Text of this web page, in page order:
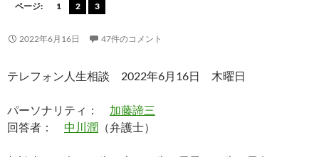
ページ: 1 2 3
2022年6月16日 47件のコメント
テレフォン人生相談 2022年6月16日 木曜日
パーソナリティ： 加藤諦三
回答者： 中川潤 （弁護士）